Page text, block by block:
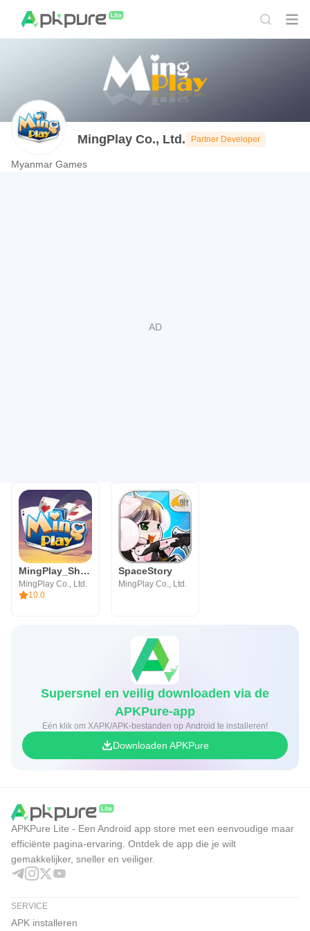
MingPlay Co., Ltd. Partner Developer
Myanmar Games
MingPlay_ShanKoeMee, BooGyi
MingPlay Co., Ltd.
10.0
SpaceStory
MingPlay Co., Ltd.
Supersnel en veilig downloaden via de
APKPure-app
Eén klik om XAPK/APK-bestanden op Android te installeren!
Downloaden APKPure
APKPure Lite - Een Android app store met een eenvoudige maar
efficiënte pagina-ervaring. Ontdek de app die je wilt
gemakkelijker, sneller en veiliger.
SERVICE
APK installeren